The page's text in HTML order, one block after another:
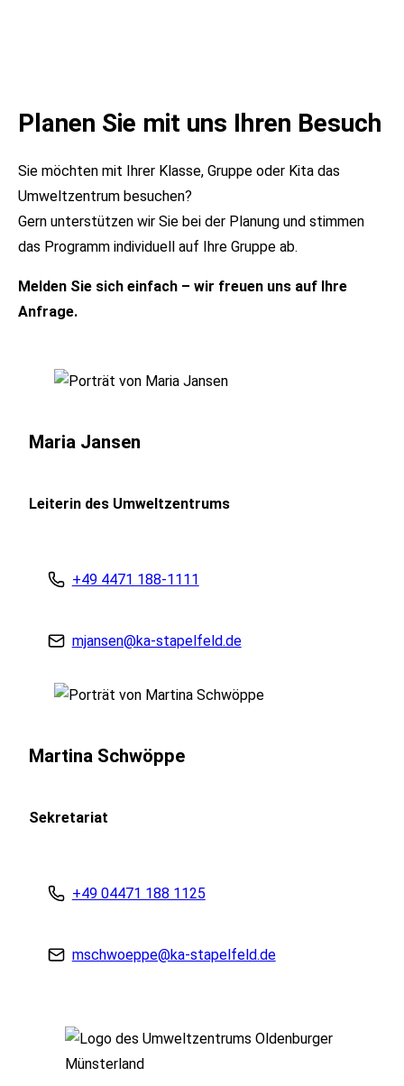
Planen Sie mit uns Ihren Besuch
Sie möchten mit Ihrer Klasse, Gruppe oder Kita das
Umweltzentrum besuchen?
Gern unterstützen wir Sie bei der Planung und stimmen
das Programm individuell auf Ihre Gruppe ab.
Melden Sie sich einfach – wir freuen uns auf Ihre
Anfrage.
Maria Jansen
Leiterin des Umweltzentrums
+49 4471 188-1111
mjansen@ka-stapelfeld.de
Martina Schwöppe
Sekretariat
+49 04471 188 1125
mschwoeppe@ka-stapelfeld.de